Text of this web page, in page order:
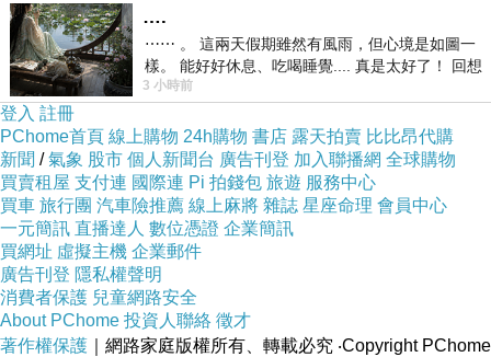
何時歸
2024-07-15 16:58:17
生存是基本需求，快樂是生活目標！
http://www.tadarise.tw/
….
⋯⋯ 。 這兩天假期雖然有風雨，但心境是如圖一
樣。 能好好休息、吃喝睡覺.... 真是太好了！ 回想
起來，以前根本就很難有這
3 小時前
登入 註冊
PChome首頁 線上購物 24h購物 書店 露天拍賣 比比昂代購
新聞 /氣象 股市 個人新聞台 廣告刊登 加入聯播網 全球購物
買賣租屋 支付連 國際連 Pi 拍錢包 旅遊 服務中心
買車 旅行團 汽車險推薦 線上麻將 雜誌 星座命理 會員中心
一元簡訊 直播達人 數位憑證 企業簡訊
買網址 虛擬主機 企業郵件
廣告刊登 隱私權聲明
消費者保護 兒童網路安全
About PChome 投資人聯絡 徵才
著作權保護 ｜網路家庭版權所有、轉載必究 ‧Copyright PChome